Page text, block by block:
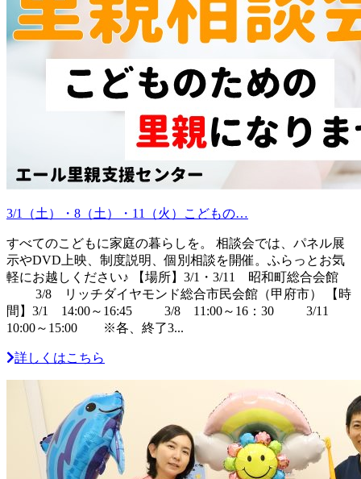
3/1（土）・8（土）・11（火）こどもの…
すべてのこどもに家庭の暮らしを。 相談会では、パネル展
示やDVD上映、制度説明、個別相談を開催。ふらっとお気
軽にお越しください♪ 【場所】3/1・3/11 昭和町総合会館
3/8 リッチダイヤモンド総合市民会館（甲府市） 【時
間】3/1 14:00～16:45 3/8 11:00～16：30 3/11
10:00～15:00 ※各、終了3...
詳しくはこちら